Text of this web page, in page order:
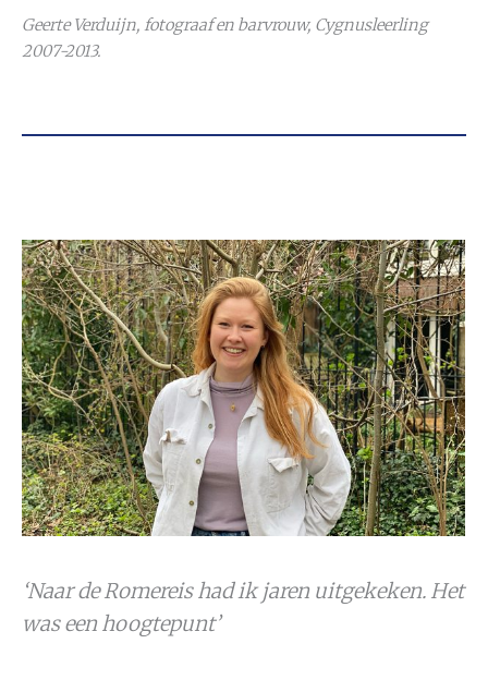
Geerte Verduijn, fotograaf en barvrouw, Cygnusleerling
2007-2013.
‘Naar de Romereis had ik jaren uitgekeken. Het
was een hoogtepunt’